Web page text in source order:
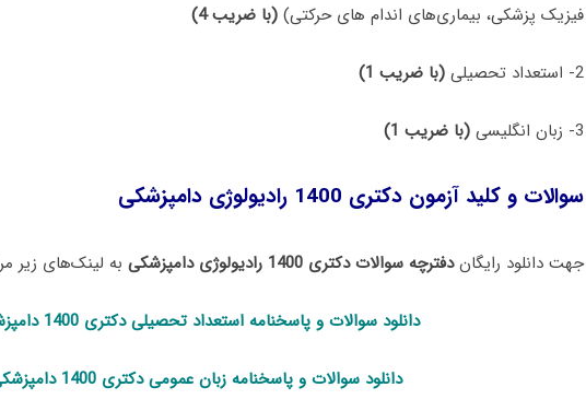
فیزیک پزشکی، بیماری‌های اندام های حرکتی) (با ضریب 4)
2- استعداد تحصیلی (با ضریب 1)
3- زبان انگلیسی (با ضریب 1)
سوالات و کلید آزمون دکتری 1400 رادیولوژی دامپزشکی
جهت دانلود رایگاندفترچه سوالات دکتری 1400 رادیولوژی دامپزشکی به لینک‌های زیر
دانلود سوالات و پاسخنامه استعداد تحصیلی دکتری 1400
دانلود سوالات و پاسخنامه زبان عمومی دکتری 1400 دامپزشکی